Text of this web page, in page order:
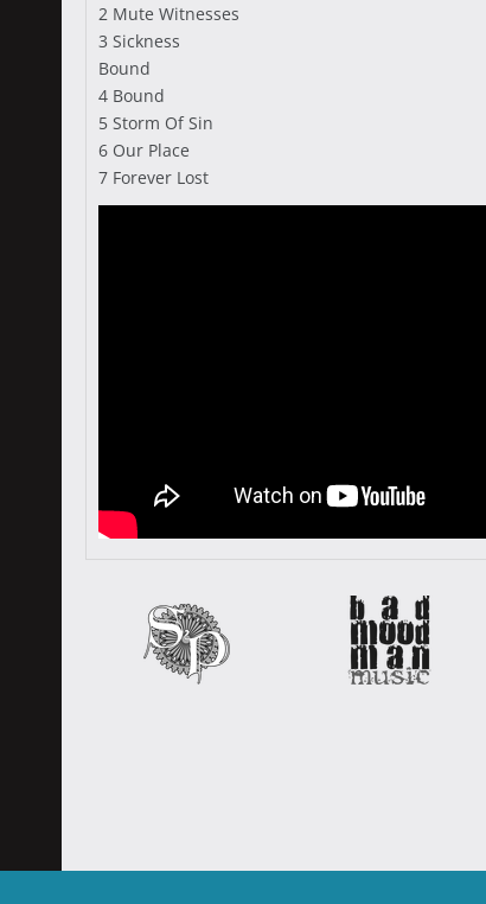
2 Mute Witnesses
3 Sickness
Bound
4 Bound
5 Storm Of Sin
6 Our Place
7 Forever Lost